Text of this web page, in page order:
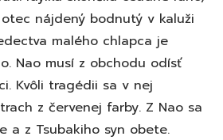
nájdený bodnutý v kaluži
malého chlapca je
Nao musí z obchodu odísť
Kvôli tragédii sa v nej
z červenej farby. Z Nao sa
a z Tsubakiho syn obete.